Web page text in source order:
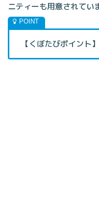
ニティーも用意されてい
【くぼたびポイント